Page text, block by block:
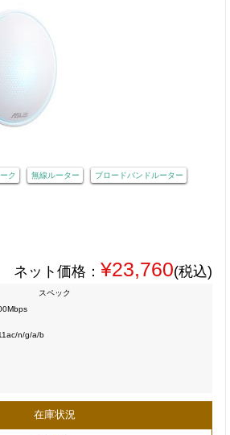
ク 無線ルーター ブロードバンドルーター
ネット価格： ¥23,760(税込)
スペック
n/g/a/b
在庫状況